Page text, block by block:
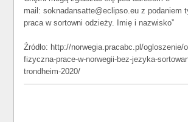
mail: soknadansatte@eclipso.eu z podaniem
praca w sortowni odzieży. Imię i nazwisko”
Źródło: http://norwegia.pracabc.pl/ogloszenie/
fizyczna-prace-w-norwegii-bez-jezyka-
trondheim-2020/